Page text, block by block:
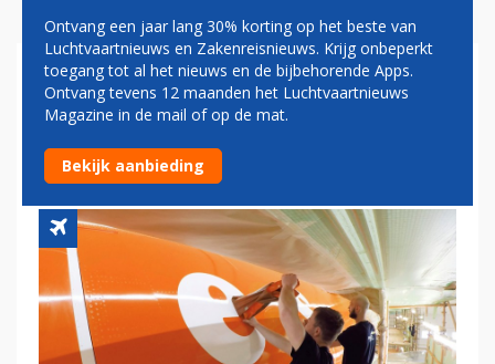
INVESTEERDER CASTLELAKE
OVERWEEGT OVERNAMEBOD
OP EASYJET
Ontvang een jaar lang 30% korting op het beste van
Luchtvaartnieuws en Zakenreisnieuws. Krijg onbeperkt
toegang tot al het nieuws en de bijbehorende Apps.
Ontvang tevens 12 maanden het Luchtvaartnieuws
Magazine in de mail of op de mat.
Bekijk aanbieding